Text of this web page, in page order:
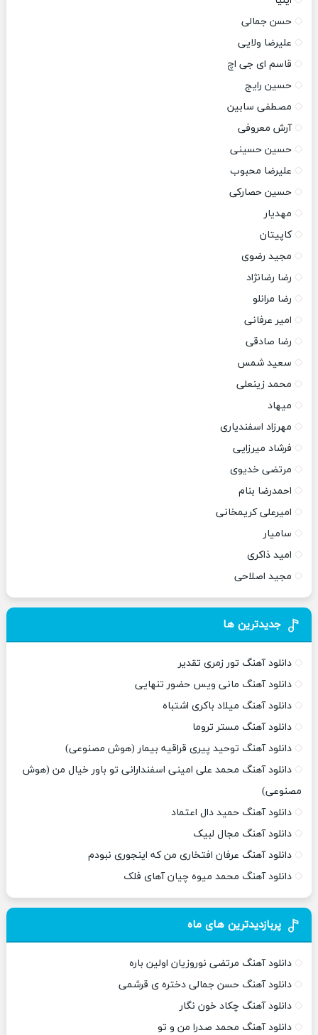
حسن جمالی
علیرضا ولایی
قاسم ای جی اچ
حسین رایج
مصطفی سابین
آرش معروفی
حسین حسینی
علیرضا محبوب
حسین حصارکی
مهدیار
کاپیتان
مجید رضوی
رضا رضانژاد
رضا مرانلو
امیر عرفانی
رضا صادقی
سعید شمس
محمد زینعلی
میهاد
مهرزاد اسفندیاری
فرشاد میرزایی
مرتضی خدیوی
احمدرضا بنام
امیرعلی کریمخانی
سامیار
امید ذاکری
مجید اصلاحی
جدیدترین ها
دانلود آهنگ تور زمری تقدیر
دانلود آهنگ مانی ویس حضور تنهایی
دانلود آهنگ میلاد باکری اشتباه
دانلود آهنگ مستر تروما
دانلود آهنگ توحید پیری قراقیه بیمار (هوش مصنوعی)
دانلود آهنگ محمد علی امینی اسفندارانی تو باور خیال من (هوش
مصنوعی)
دانلود آهنگ حمید دال اعتماد
دانلود آهنگ مجال لبیک
دانلود آهنگ عرفان افتخاری من که اینجوری نبودم
دانلود آهنگ محمد میوه چیان آهای فلک
پربازدیدترین های ماه
دانلود آهنگ مرتضی نوروزیان اولین باره
دانلود آهنگ حسن جمالی دختره ی قرشمی
دانلود آهنگ چکاد خون نگار
دانلود آهنگ محمد صدرا من و تو